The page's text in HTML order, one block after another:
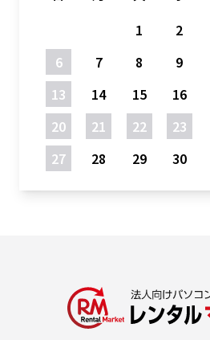
1
2
6
7 8 9
13
14 15 16
20
21 22 23
27
28 29 30